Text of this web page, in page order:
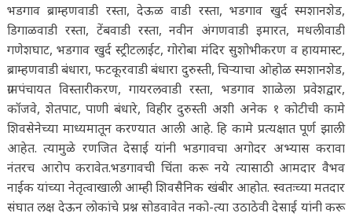
भडगाव ब्राम्हणवाडी रस्ता, देऊळ वाडी रस्ता, भडगाव खुर्द स्मशानशेड,
डिगाळवाडी रस्ता, टेंबवाडी रस्ता, नवीन अंगणवाडी इमारत, मधलीवाडी
गणेशघाट, भडगाव खुर्द स्ट्रीटलाईट, गोरोबा मंदिर सुशोभीकरण व हायमास्ट,
ब्राम्हणवाडी बंधारा, फटकूरवाडी बंधारा दुरुस्ती, चिऱ्याचा ओहोळ स्मशानशेड,
ग्रामपंचायत विस्तारीकरण, गायरलवाडी रस्ता, भडगाव शाळेला प्रवेशद्वार,
कॉजवे, शेतपाट, पाणी बंधारे, विहीर दुरुस्ती अशी अनेक १ कोटीची कामे
शिवसेनेच्या माध्यमातून करण्यात आली आहे. हि कामे प्रत्यक्षात पूर्ण झाली
आहेत. त्यामुळे रणजित देसाई यांनी भडगावचा अगोदर अभ्यास करावा
नंतरच आरोप करावेत.भडगावची चिंता करू नये त्यासाठी आमदार वैभव
नाईक यांच्या नेतृत्वाखाली आम्ही शिवसैनिक खंबीर आहोत. स्वतःच्या मतदार
संघात लक्ष देऊन लोकांचे प्रश्न सोडवावेत नको-त्या उठाठेवी देसाई यांनी करू